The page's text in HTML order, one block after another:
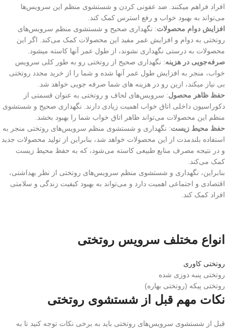
افراد فراهم میکنند. ضد عفونی کردن و شستشوی منظم این سرویس‌ها
می‌تواند به بهبود خواب و رفع استرس کمک کند.
افزایش دوام محصولات: نگهداری صحیح و شستشوی منظم سرویس‌های
روتختی به دوام و افزایش عمر مفید این محصولات کمک می‌کند. اگر این
محصولات به درستی نگهداری نشوند، از طول عمر آنها کاسته میشود.
صرفه‌جویی در هزینه: نگهداری صحیح از روتختی رو به طور کلی سرویس
خواب، منجر به افزایش طول عمر آنها شده و شما را از خرید مجدد روتختی
بی نیاز میکند، ازین رو در هزینه های شما صرفه جویی خواهد شد.
حفظ ظاهر محصول: سرویس‌های لحاف و روتختی به عنوان قسمتی از
دکوراسیون داخلی اتاق خواب اهمیت زیادی دارند. نگهداری صحیح و شستشوی
منظم این محصولات می‌تواند ظاهر اتاق خواب شما را بهبود بخشد.
حفظ محیط زیست: نگهداری و شستشوی منظم سرویس‌های روتختی منجر به
استفاده بلند‌مدت از این محصولات خواهد شد، بنابراین از تولید محصولات جدید
و در نتیجه مصرف منابع طبیعی کاسته می‌شود، که به حفظ محیط زیست
کمک می‌کند.
بنابراین، نگهداری و شستشوی منظم سرویس‌های روتختی از نظر بهداشتی،
اقتصادی و اجتماعی اهمیت دارد و می‌تواند به بهبود کیفیت زندگی و سلامتی
افراد کمک کند.
انواع مختلف سرویس روتختی
روتختی کاوری
روتختی پنبه دوزی شده
روتختی پیکه (روتختی بهاره)
نکات مهم قبل از شستشوی روتختی
قبل از شستشوی سرویس‌های روتختی باید به برخی نکات توجه کنید تا به